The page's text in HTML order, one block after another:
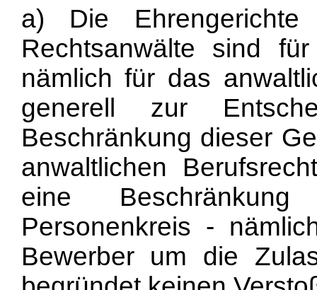
a) Die Ehrengerichte
Rechtsanwälte sind
nämlich für das
generell zur
Beschränkung dieser
anwaltlichen
eine
Personenkreis -
Bewerber um die